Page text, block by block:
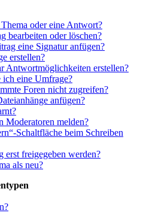
oder eine Antwort?
bearbeiten oder löschen?
eine Signatur anfügen?
erstellen?
Antwortmöglichkeiten erstellen?
ich eine Umfrage?
Foren nicht zugreifen?
anfügen?
Moderatoren melden?
Schaltfläche beim Schreiben
erst freigegeben werden?
als neu?